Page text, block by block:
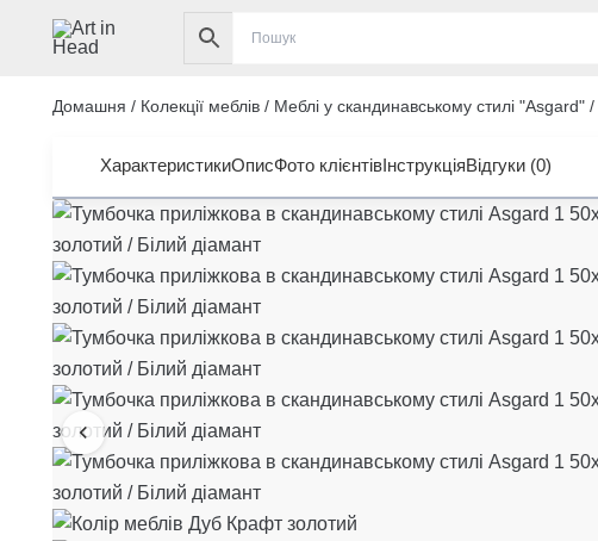
Домашня / Колекції меблів / Меблі у скандинавському стилі "Asgard" /
ХарактеристикиОписФото клієнтівІнструкціяВідгуки (0)